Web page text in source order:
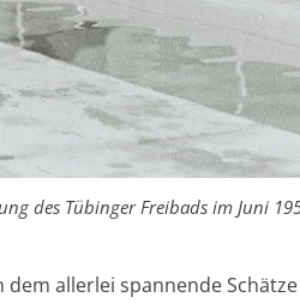
des Tübinger Freibads im Juni
allerlei spannende